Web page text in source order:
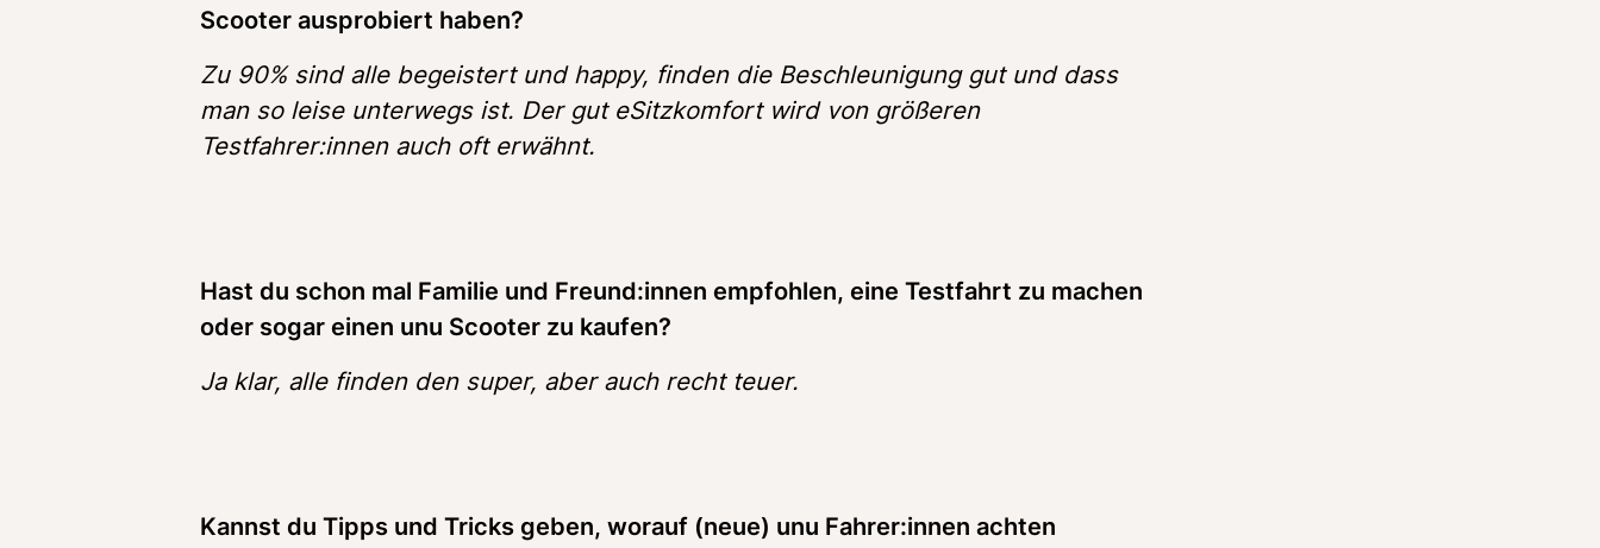
Scooter ausprobiert haben?
Zu 90% sind alle begeistert und happy, finden die Beschleunigung gut und dass
man so leise unterwegs ist. Der gut eSitzkomfort wird von größeren
Testfahrer:innen auch oft erwähnt.
Hast du schon mal Familie und Freund:innen empfohlen, eine Testfahrt zu machen
oder sogar einen unu Scooter zu kaufen?
Ja klar, alle finden den super, aber auch recht teuer.
Kannst du Tipps und Tricks geben, worauf (neue) unu Fahrer:innen achten